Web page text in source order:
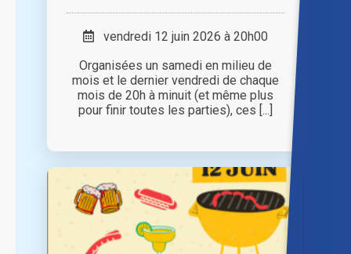
vendredi 12 juin 2026 à 20h00
Organisées un samedi en milieu de
mois et le dernier vendredi de chaque
mois de 20h à minuit (et même plus
pour finir toutes les parties), ces [...]